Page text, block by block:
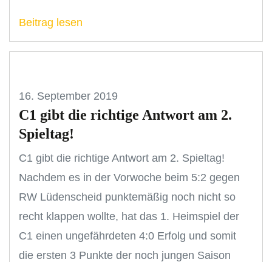
Beitrag lesen
16. September 2019
C1 gibt die richtige Antwort am 2.
Spieltag!
C1 gibt die richtige Antwort am 2. Spieltag!
Nachdem es in der Vorwoche beim 5:2 gegen
RW Lüdenscheid punktemäßig noch nicht so
recht klappen wollte, hat das 1. Heimspiel der
C1 einen ungefährdeten 4:0 Erfolg und somit
die ersten 3 Punkte der noch jungen Saison